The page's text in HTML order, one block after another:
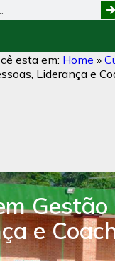
esta em: Home »
Liderança e
Gestão
e